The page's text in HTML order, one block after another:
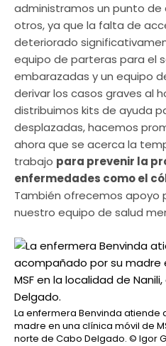
administramos un punto
otros, ya que la falta de
deteriorado
equipo de parteras para el
embarazadas y un equipo
derivar los casos graves al
distribuimos kits de ayuda
desplazadas, hacemos
ahora que se acerca la
trabajo para prevenir la
enfermedades como el
También ofrecemos apoyo
nuestro equipo de salud
La enfermera Benvinda
madre en una clínica móvil de
norte de Cabo Delgado. © Igor